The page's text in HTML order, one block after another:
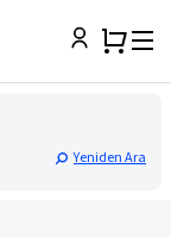
Yeniden Ara